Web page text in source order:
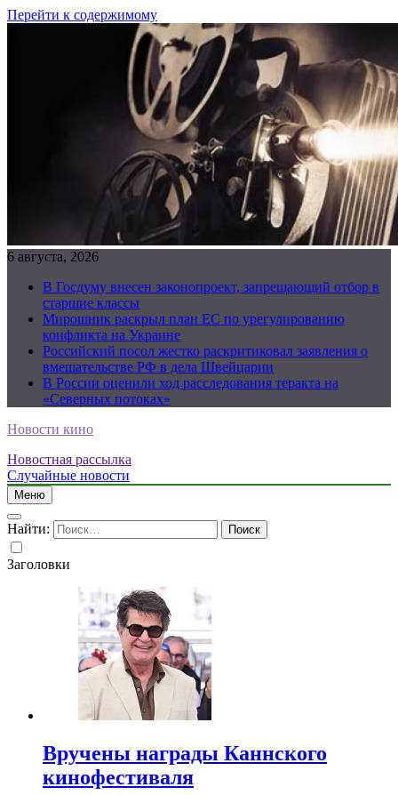
Перейти к содержимому
6 августа, 2026
В Госдуму внесен законопроект, запрещающий отбор в
старшие классы
Мирошник раскрыл план ЕС по урегулированию
конфликта на Украине
Российский посол жестко раскритиковал заявления о
вмешательстве РФ в дела Швейцарии
В России оценили ход расследования теракта на
«Северных потоках»
Новости кино
Новостная рассылка
Случайные новости
Меню
Найти:
Заголовки
Вручены награды Каннского
кинофестиваля